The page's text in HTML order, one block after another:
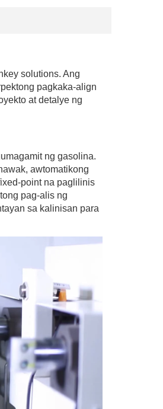
solutions. Ang
pagkaka-align
at detalye ng
ng gasolina.
awtomatikong
point na paglilinis
pag-alis ng
sa kalinisan para